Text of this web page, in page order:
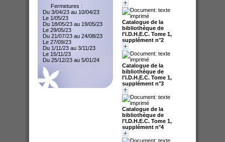
Catalogue de la
bibliothèque de
l'I.D.H.E.C. Tome 1,
supplément n°2
Catalogue de la
bibliothèque de
l'I.D.H.E.C. Tome 1,
supplément n°3
Catalogue de la
bibliothèque de
l'I.D.H.E.C. Tome 1,
supplément n°4
Fermetures :
Du 3/04/23 au 10/04/23
Le 1/05/23
Du 18/05/23 au 19/05/23
Le 29/05/23
Du 21/07/23 au 24/08/23
Le 27/09/23
Du 1/11/23 au 3/11/23
Le 15/11/23
Du 25/12/23 au 5/01/24